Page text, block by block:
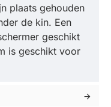
plaats gehouden
de kin. Een
geschikt
is geschikt voor